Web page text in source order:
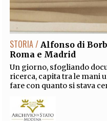
CODICI RUBRICHE LIBRI
STORIA / Alfonso di
Roma e Madrid
Un giorno, sfogliando
ricerca, capita tra le mani
fare con quanto si stava